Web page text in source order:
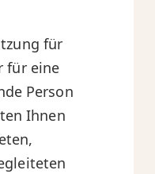
für
für eine
Person
Ihnen